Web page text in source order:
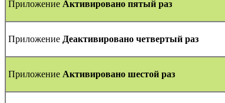
Приложение Активировано пятый раз
Приложение Деактивировано четвертый раз
Приложение Активировано шестой раз